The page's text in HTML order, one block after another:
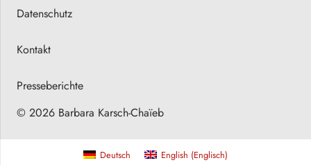
Datenschutz
Kontakt
Presseberichte
© 2026 Barbara Karsch-Chaïeb
Deutsch English (Englisch)